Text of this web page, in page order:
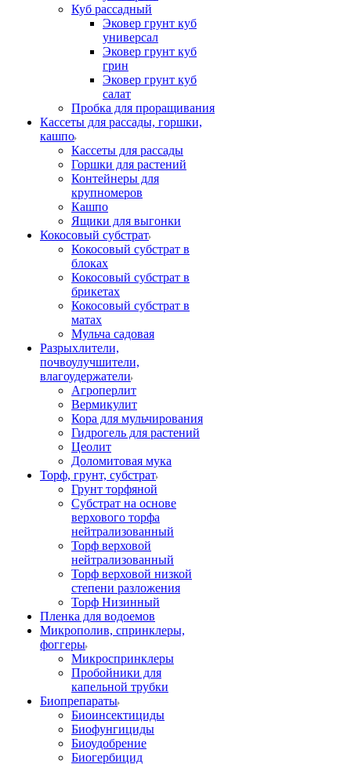
Куб рассадный
Эковер грунт куб
универсал
Эковер грунт куб
грин
Эковер грунт куб
салат
Пробка для проращивания
Кассеты для рассады, горшки,
кашпо
Кассеты для рассады
Горшки для растений
Контейнеры для
крупномеров
Кашпо
Ящики для выгонки
Кокосовый субстрат
Кокосовый субстрат в
блоках
Кокосовый субстрат в
брикетах
Кокосовый субстрат в
матах
Мульча садовая
Разрыхлители,
почвоулучшители,
влагоудержатели
Агроперлит
Вермикулит
Кора для мульчирования
Гидрогель для растений
Цеолит
Доломитовая мука
Торф, грунт, субстрат
Грунт торфяной
Субстрат на основе
верхового торфа
нейтрализованный
Торф верховой
нейтрализованный
Торф верховой низкой
степени разложения
Торф Низинный
Пленка для водоемов
Микрополив, спринклеры,
фоггеры
Микроспринклеры
Пробойники для
капельной трубки
Биопрепараты
Биоинсектициды
Биофунгициды
Биоудобрение
Биогербицид